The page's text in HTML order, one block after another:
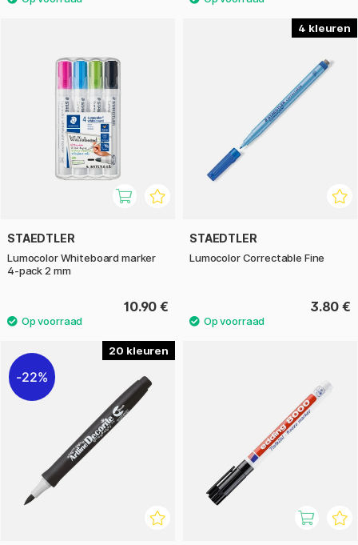
STAEDTLER
Lumocolor Whiteboard marker
4-pack 2 mm
10.90 €
4
STAEDTLER
Lumocolor Correctable Fine
3.80 €
20
22%